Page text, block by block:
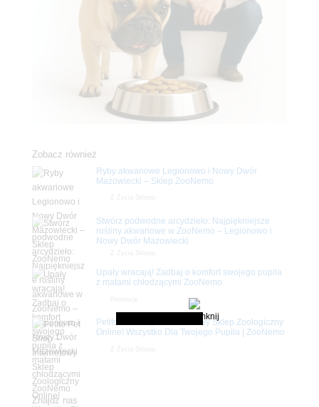
Zobacz również
Ryby akwariowe Legionowo i Nowy Dwór
Mazowiecki – Sklep ZooNemo
Stwórz podwodne arcydzieło: Najpiękniejsze
rośliny akwariowe w ZooNemo – Legionowo i
Nowy Dwór Mazowiecki
Upały wracają! Zadbaj o komfort swojego pupila
z matami chłodzącymi ZooNemo
Petito Pet Shop – Internetowy Sklep Zoologiczny
Online! Wszystko Dla Twojego Pupila | ZooNemo
Znajdź nas